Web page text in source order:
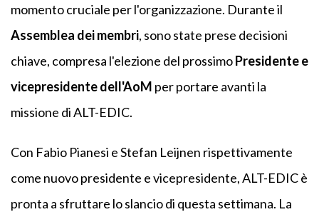
momento cruciale per l'organizzazione. Durante il
Assemblea dei membri, sono state prese decisioni
chiave, compresa l'elezione del prossimoPresidente e
vicepresidente dell'AoM per portare avanti la
missione di ALT-EDIC.
Con Fabio Pianesi e Stefan Leijnen rispettivamente
come nuovo presidente e vicepresidente, ALT-EDIC è
pronta a sfruttare lo slancio di questa settimana. La